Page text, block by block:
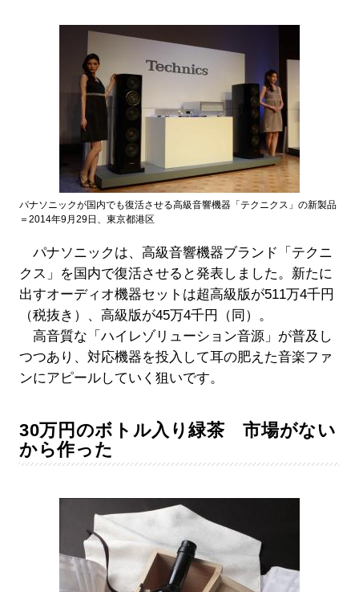
パナソニックが国内でも復活させる高級音響機器「テクニクス」の新製品
＝2014年9月29日、東京都港区
パナソニックは、高級音響機器ブランド「テクニ
クス」を国内で復活させると発表しました。新たに
出すオーディオ機器セットは超高級版が511万4千円
（税抜き）、高級版が45万4千円（同）。
高音質な「ハイレゾリューション音源」が普及し
つつあり、対応機器を投入して耳の肥えた音楽ファ
ンにアピールしていく狙いです。
30万円のボトル入り緑茶 市場がない
から作った